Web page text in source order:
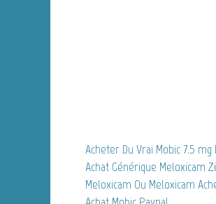
Acheter Du Vrai Mobic 7.5 mg
Achat Générique Meloxicam
Meloxicam Ou Meloxicam